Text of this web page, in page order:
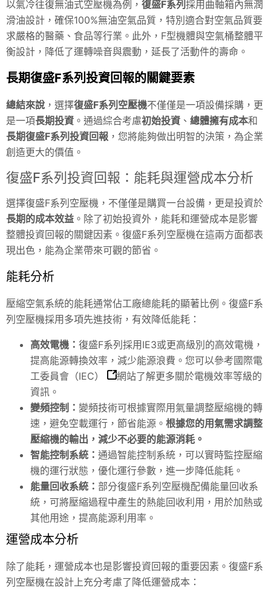
以氣冷往復無油式空壓機為例， 復盛F系列 採用曲軸箱內無潤
滑油設計，確保100%無油空氣品質，特別適合對空氣品質要
求嚴格的醫藥、食品等行業。此外，F型機體與空氣桶整體平
衡設計，降低了運轉噪音與震動，延長了活動件的壽命。
長期復盛F系列投資回報的關鍵要素
總結來說 ，選擇復盛F系列空壓機不僅僅是一項設備採購，更
是一項長期投資 。通過綜合考慮初始投資 、 總體擁有成本和
長期復盛F系列投資回報 ，您將能夠做出明智的決策，為企業
創造更大的價值。
復盛F系列投資回報：能耗與運營成本分析
選擇復盛F系列空壓機，不僅僅是購買一台設備，更是投資於
長期的成本效益 。除了初始投資外，能耗和運營成本是影響
整體投資回報的關鍵因素。復盛F系列空壓機在這兩方面都表
現出色，能為企業帶來可觀的節省。
能耗分析
壓縮空氣系統的能耗通常佔工廠總能耗的顯著比例。復盛F系
列空壓機採用多項先進技術，有效降低能耗：
高效電機： 復盛F系列採用IE3或更高級別的高效電機，
提高能源轉換效率，減少能源浪費。您可以參考國際電
工委員會（IEC）
網站了解更多關於電機效率等級的
資訊。
變頻控制： 變頻技術可根據實際用氣量調整壓縮機的轉
速，避免空載運行，節省能源。 根據您的用氣需求調整
壓縮機的輸出，減少不必要的能源消耗。
智能控制系統： 通過智能控制系統，可以實時監控壓縮
機的運行狀態，優化運行參數，進一步降低能耗。
能量回收系統： 部分復盛F系列空壓機配備能量回收系
統，可將壓縮過程中產生的熱能回收利用，用於加熱或
其他用途，提高能源利用率。
運營成本分析
除了能耗，運營成本也是影響投資回報的重要因素。復盛F系
列空壓機在設計上充分考慮了降低運營成本：